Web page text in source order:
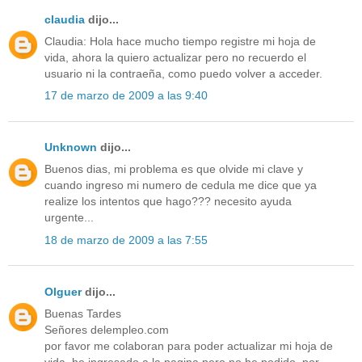
claudia dijo...
Claudia: Hola hace mucho tiempo registre mi hoja de
vida, ahora la quiero actualizar pero no recuerdo el
usuario ni la contraeña, como puedo volver a acceder.
17 de marzo de 2009 a las 9:40
Unknown dijo...
Buenos dias, mi problema es que olvide mi clave y
cuando ingreso mi numero de cedula me dice que ya
realize los intentos que hago??? necesito ayuda
urgente...
18 de marzo de 2009 a las 7:55
Olguerdijo...
Buenas Tardes
Señores delempleo.com
por favor me colaboran para poder actualizar mi hoja de